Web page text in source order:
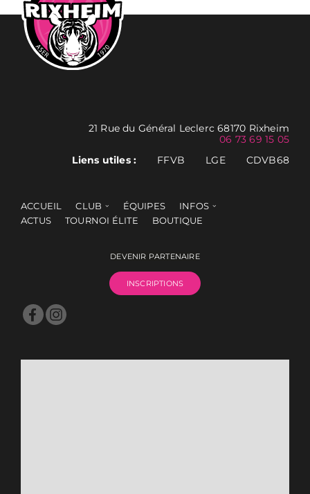
21 Rue du Général Leclerc 68170 Rixheim
06 73 69 15 05
Liens utiles :
FFVB LGE CDVB68
ACCUEIL CLUB ÉQUIPES
INFOS
ACTUS
TOURNOI ÉLITE BOUTIQUE
DEVENIR PARTENAIRE
INSCRIPTIONS